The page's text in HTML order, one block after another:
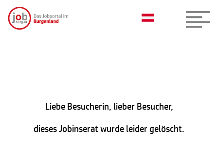
Liebe Besucherin, lieber Besucher,
dieses Jobinserat wurde leider gelöscht.